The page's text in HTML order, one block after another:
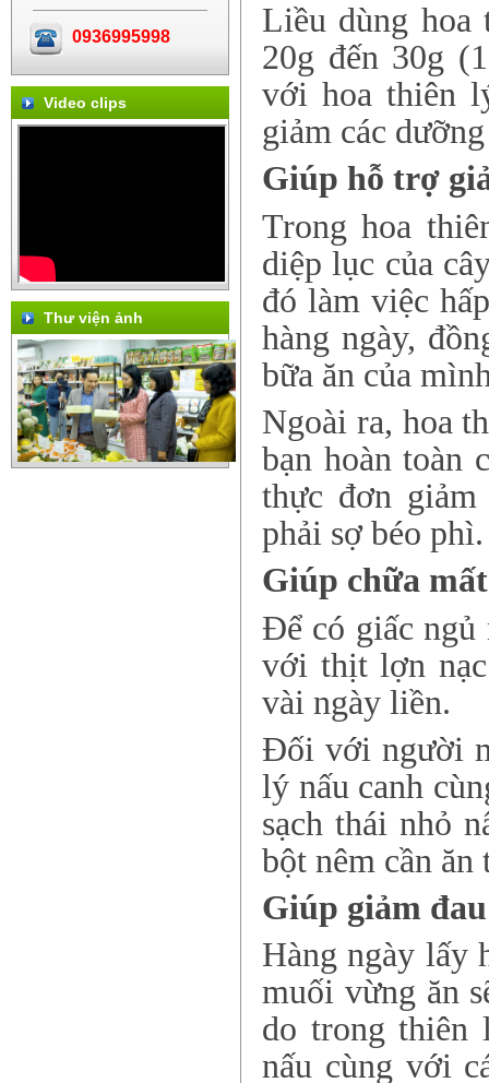
0936995998
Video clips
Thư viện ảnh
Liều dùng hoa
20g đến 30g
với hoa thiên
giảm các
Giúp hỗ trợ g
Trong hoa
diệp lục của
đó làm việc
hàng ngày,
bữa ăn của
Ngoài ra, hoa
bạn hoàn toàn
thực đơn giảm
phải sợ béo phì.
Giúp chữa
Để có giấc ngủ
với thịt lợn
vài ngày liền.
Đối với người
lý nấu canh
sạch thái nhỏ
bột nêm cần ăn
Giúp giảm đau
Hàng ngày lấy
muối vừng ăn
do trong thiên
nấu cùng với